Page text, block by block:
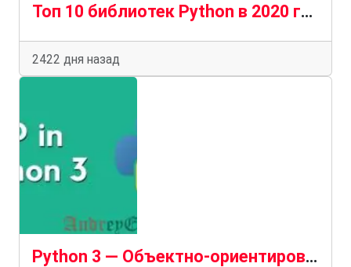
Топ 10 библиотек Python в 2020 году
2422 дня назад
Python 3 — Объектно-ориентированный язык